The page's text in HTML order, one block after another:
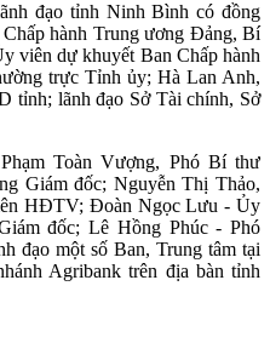
đạo tỉnh Ninh Bình có đồng
hành Trung ương Đảng, Bí
viên dự khuyết Ban Chấp hành
trực Tỉnh ủy; Hà Lan Anh,
tỉnh; lãnh đạo Sở Tài chính, Sở
Toàn Vượng, Phó Bí thư
Giám đốc; Nguyễn Thị Thảo,
HĐTV; Đoàn Ngọc Lưu - Ủy
đốc; Lê Hồng Phúc - Phó
đạo một số Ban, Trung tâm tại
Agribank trên địa bàn tỉnh